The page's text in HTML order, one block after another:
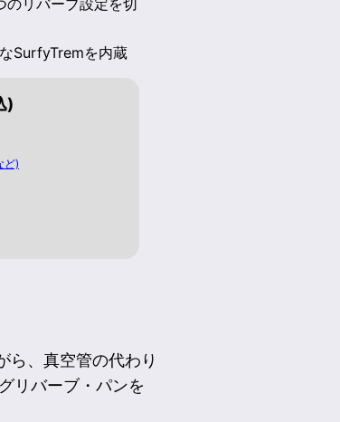
のリバーブ設定を切
SurfyTremを内蔵
)
ど)
ら、真空管の代わり
リバーブ・パンを